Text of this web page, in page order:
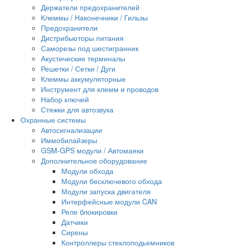
Держатели предохранителей
Клеммы / Наконечники / Гильзы
Предохранители
Дистрибьюторы питания
Саморезы под шестигранник
Акустические терминалы
Решетки / Сетки / Дуги
Клеммы аккумуляторные
Инструмент для клемм и проводов
Набор ключей
Стяжки для автозвука
Охранные системы
Автосигнализации
Иммобилайзеры
GSM-GPS модули / Автомаяки
Дополнительное оборудование
Модули обхода
Модули бесключевого обхода
Модули запуска двигателя
Интерфейсные модули CAN
Реле блокировки
Датчики
Сирены
Контроллеры стеклоподьемников